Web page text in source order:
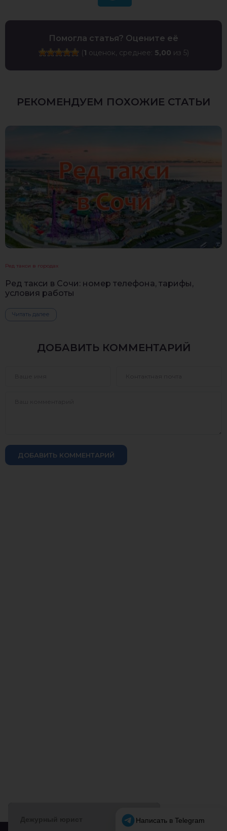
Помогла статья? Оцените её
(1 оценок, среднее: 5,00 из 5)
РЕКОМЕНДУЕМ ПОХОЖИЕ СТАТЬИ
Ред такси в городах
Ред такси в Сочи: номер телефона, тарифы,
условия работы
Читать далее
ДОБАВИТЬ КОММЕНТАРИЙ
ДОБАВИТЬ КОММЕНТАРИЙ